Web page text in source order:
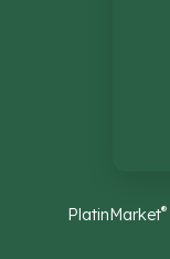
PlatinMarket®